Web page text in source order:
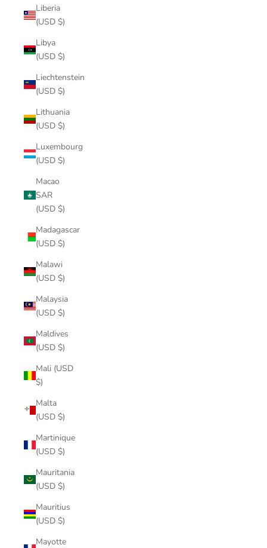
Liberia
(USD $)
Libya
(USD $)
Liechtenstein
(USD $)
Lithuania
(USD $)
Luxembourg
(USD $)
Macao
SAR
(USD $)
Madagascar
(USD $)
Malawi
(USD $)
Malaysia
(USD $)
Maldives
(USD $)
Mali (USD
$)
Malta
(USD $)
Martinique
(USD $)
Mauritania
(USD $)
Mauritius
(USD $)
Mayotte